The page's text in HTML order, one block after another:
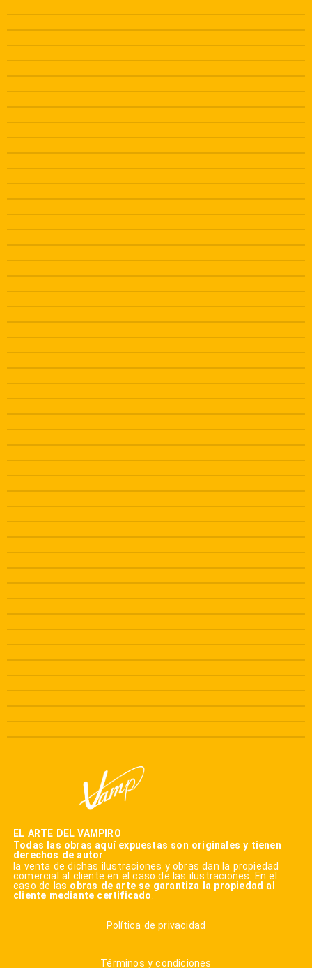
EL ARTE DEL VAMPIRO
Todas las obras aquí expuestas son originales y tienen
derechos de autor
la venta de dichas ilustraciones y obras dan la propiedad
comercial al cliente en el caso de las ilustraciones. En el
caso de las obras de arte se garantiza la propiedad al
cliente mediante certificado
Política de privacidad
Términos y condiciones